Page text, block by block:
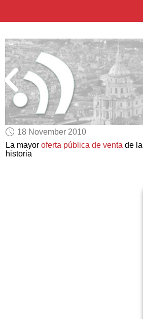
18 November 2010
La mayoroferta pública de venta de la
historia